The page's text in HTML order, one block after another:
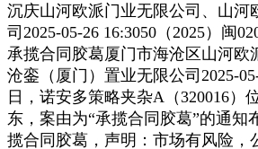
沉庆山河欧派门业无限公司、山河
司2025-05-26 16:3050（2025）闽
承揽合同胶葛厦门市海沧区山河欧
沧銮（厦门）置业无限公司2025-
日，诺安多策略夹杂A（320016）
东，案由为“承揽合同胶葛”的通知
揽合同胶葛，声明：市场有风险，